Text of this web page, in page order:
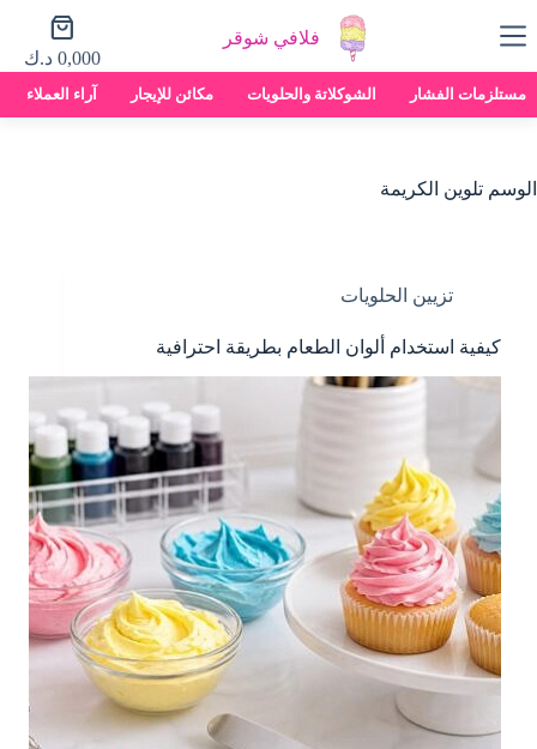
إلى
فلافي شوقر
عربة
التسوق0,000 د.ك
مستلزمات الفشار الشوكلاتة والحلويات مكائن للإيجار آراء العملاء
الوسم تلوين الكريمة
تزيين الحلويات
كيفية استخدام ألوان الطعام بطريقة احترافية